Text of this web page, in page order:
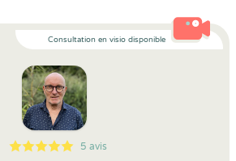
Consultation en visio disponible
5
1
5
5 5 avis